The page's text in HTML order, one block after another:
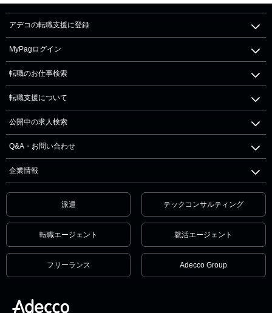
アデコの転職支援に登録
MyPagログイン
転職のお仕事検索
転職支援について
公開中の求人検索
Q&A・お問い合わせ
企業情報
派遣 テックコンサルティング
転職エージェント 就活エージェント
フリーランス Adecco Group